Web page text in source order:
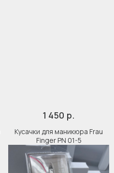
1 450 р.
Кусачки для маникюра Frau
Finger PN 01-5